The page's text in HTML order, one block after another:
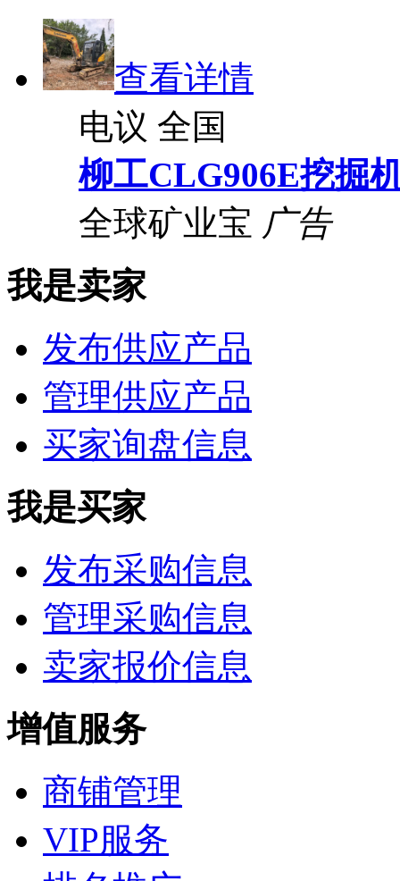
查看详情
电议 全国
柳工CLG906E挖掘
全球矿业宝 广告
我是卖家
发布供应产品
管理供应产品
买家询盘信息
我是买家
发布采购信息
管理采购信息
卖家报价信息
增值服务
商铺管理
VIP服务